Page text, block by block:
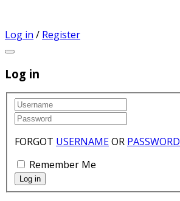
Log in / Register
Log in
FORGOT USERNAMEOR PASSWORD
Remember Me